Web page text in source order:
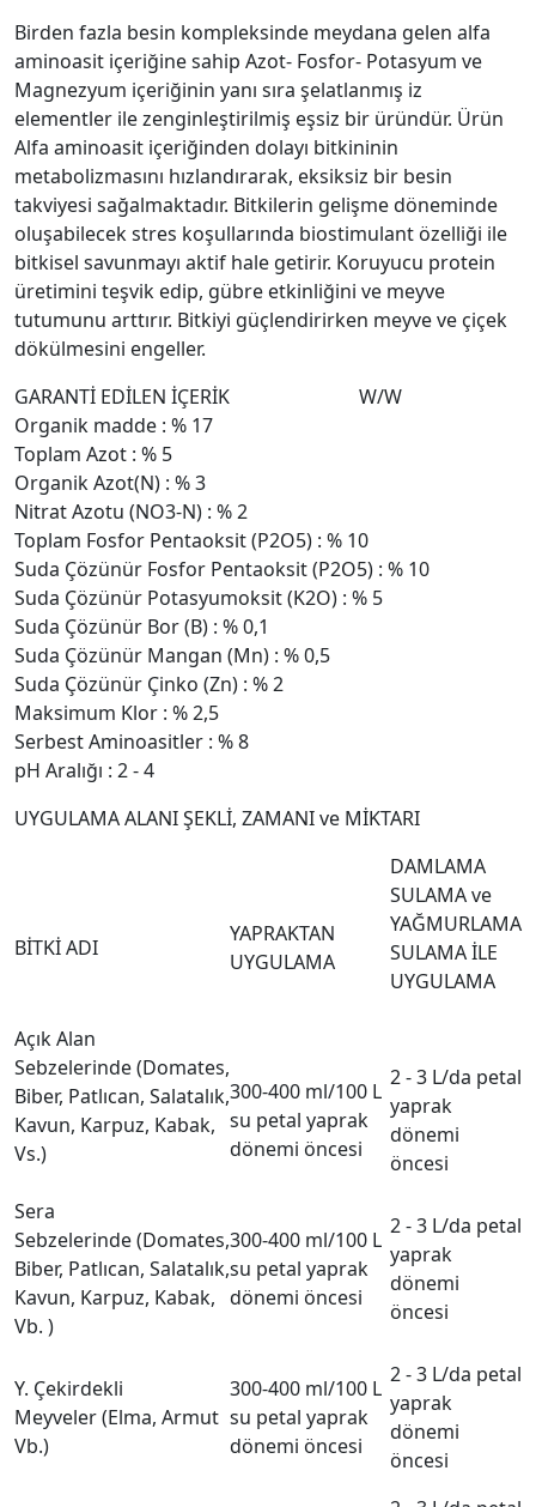
Birden fazla besin kompleksinde meydana gelen alfa
aminoasit içeriğine sahip Azot- Fosfor- Potasyum ve
Magnezyum içeriğinin yanı sıra şelatlanmış iz
elementler ile zenginleştirilmiş eşsiz bir üründür. Ürün
Alfa aminoasit içeriğinden dolayı bitkininin
metabolizmasını hızlandırarak, eksiksiz bir besin
takviyesi sağalmaktadır. Bitkilerin gelişme döneminde
oluşabilecek stres koşullarında biostimulant özelliği ile
bitkisel savunmayı aktif hale getirir. Koruyucu protein
üretimini teşvik edip, gübre etkinliğini ve meyve
tutumunu arttırır. Bitkiyi güçlendirirken meyve ve çiçek
dökülmesini engeller.
GARANTİ EDİLEN İÇERİK W/W
Organik madde : % 17
Toplam Azot : % 5
Organik Azot(N) : % 3
Nitrat Azotu (NO3-N) : % 2
Toplam Fosfor Pentaoksit (P2O5) : % 10
Suda Çözünür Fosfor Pentaoksit (P2O5) : % 10
Suda Çözünür Potasyumoksit (K2O) : % 5
Suda Çözünür Bor (B) : % 0,1
Suda Çözünür Mangan (Mn) : % 0,5
Suda Çözünür Çinko (Zn) : % 2
Maksimum Klor : % 2,5
Serbest Aminoasitler : % 8
pH Aralığı : 2 - 4
UYGULAMA ALANI ŞEKLİ, ZAMANI ve MİKTARI
BİTKİ ADI
YAPRAKTAN
UYGULAMA
DAMLAMA
SULAMA ve
YAĞMURLAMA
SULAMA İLE
UYGULAMA
Açık Alan
Sebzelerinde (Domates,
Biber, Patlıcan, Salatalık,
Kavun, Karpuz, Kabak,
Vs.)
300-400 ml/100 L
su petal yaprak
dönemi öncesi
2 - 3 L/da petal
yaprak
dönemi
öncesi
Sera
Sebzelerinde (Domates,
Biber, Patlıcan, Salatalık,
Kavun, Karpuz, Kabak,
Vb. )
300-400 ml/100 L
su petal yaprak
dönemi öncesi
2 - 3 L/da petal
yaprak
dönemi
öncesi
Y. Çekirdekli
Meyveler (Elma, Armut
Vb.)
300-400 ml/100 L
su petal yaprak
dönemi öncesi
2 - 3 L/da petal
yaprak
dönemi
öncesi